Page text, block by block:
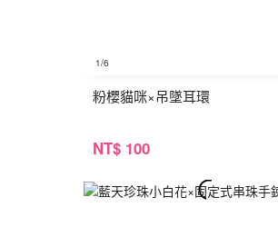
1/6
粉櫻貓咪×吊墜耳環
NT$ 100